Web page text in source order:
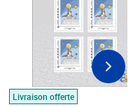
Livraison offerte